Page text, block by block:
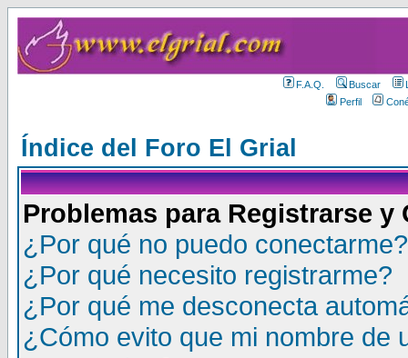
F.A.Q. Buscar
Perfil
Índice del Foro El Grial
Problemas para Registrarse y
¿Por qué no puedo conectarme?
¿Por qué necesito registrarme?
¿Por qué me desconecta
¿Cómo evito que mi nombre de